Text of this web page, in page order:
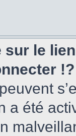
sur le
!?
a été